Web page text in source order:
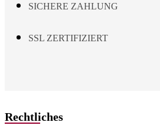
SICHERE ZAHLUNG
SSL ZERTIFIZIERT
Rechtliches